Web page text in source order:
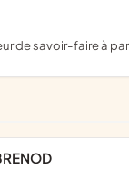
de savoir-faire à